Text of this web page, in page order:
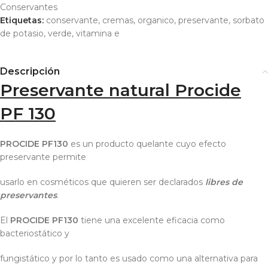
Conservantes
Etiquetas: conservante, cremas, organico, preservante, sorbato
de potasio, verde, vitamina e
Descripción
Preservante natural Procide
PF 130
PROCIDE PF130 es un producto quelante cuyo efecto
preservante permite
usarlo en cosméticos que quieren ser declarados libres de
preservantes.
El PROCIDE PF130 tiene una excelente eficacia como
bacteriostático y
fungistático y por lo tanto es usado como una alternativa para